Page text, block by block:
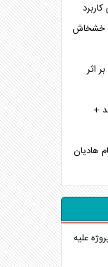
و خشخاش
اثر
اعلام شد +
هادیان
علیه